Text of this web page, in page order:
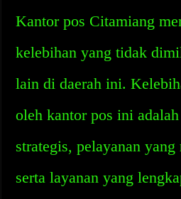
Kantor pos Citamiang
kelebihan yang tidak
lain di daerah ini.
oleh kantor pos ini
strategis, pelayanan yang
serta layanan yang